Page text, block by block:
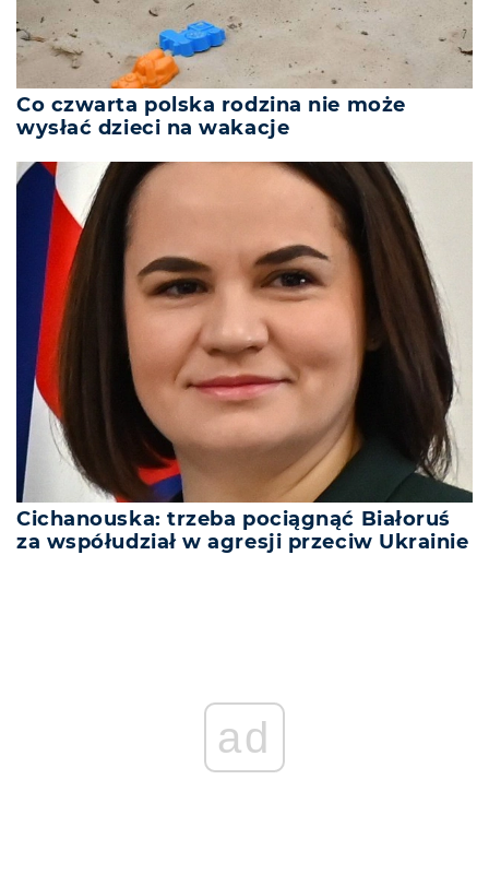
Co czwarta polska rodzina nie może
wysłać dzieci na wakacje
Cichanouska: trzeba pociągnąć Białoruś
za współudział w agresji przeciw Ukrainie
ad